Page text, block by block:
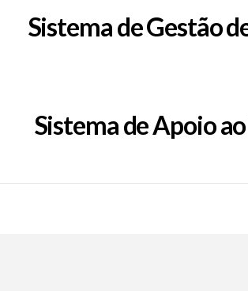
Sistema de Gestão
Sistema de Apoio